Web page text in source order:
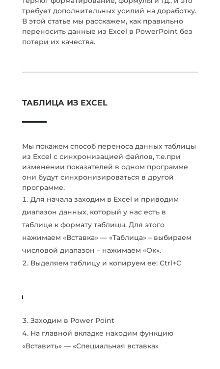
требует дополнительных усилий на доработку.
В этой статье мы расскажем, как правильно
переносить данные из Excel в PowerPoint без
потери их качества.
ТАБЛИЦА ИЗ EXCEL
Мы покажем способ переноса данных таблицы
из Excel с синхронизацией файлов, т.е.при
изменении показателей в одном программе
они будут синхронизироваться в другой
программе.
Для начала заходим в Excel и приводим
диапазон данных, который у нас есть в
таблице к формату таблицы. Для этого
нажимаем «Вставка» — «Таблица» – выбираем
числовой диапазон – нажимаем «Ок».
Выделяем таблицу и копируем ее: Ctrl+C
Заходим в Power Point
На главной вкладке находим функцию
«Вставить» — «Специальная вставка»